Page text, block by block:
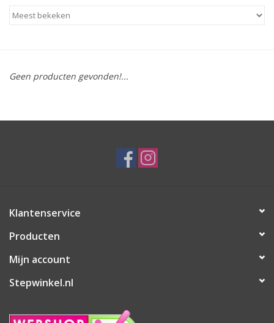
Geen producten gevonden!...
Klantenservice
Producten
Mijn account
Stepwinkel.nl